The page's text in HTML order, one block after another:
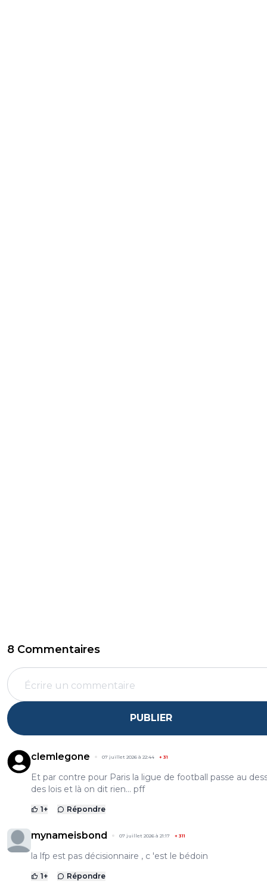
8 Commentaires
PUBLIER
clemlegone 07 juillet 2026 à 22:44 + 31
Et par contre pour Paris la ligue de football passe au
des lois et là on dit rien... pff
1+ Répondre
mynameisbond 07 juillet 2026 à 21:17 + 311
la lfp est pas décisionnaire , c 'est le bédoin
1+ Répondre